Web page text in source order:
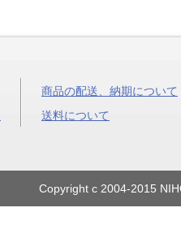
商品の配送、納期について
送料について
Copyright c 2004-2015